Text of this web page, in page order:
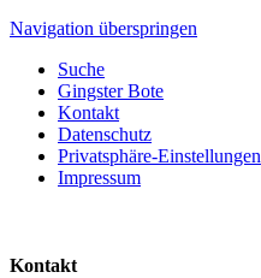
Navigation überspringen
Suche
Gingster Bote
Kontakt
Datenschutz
Privatsphäre-Einstellungen
Impressum
Kontakt